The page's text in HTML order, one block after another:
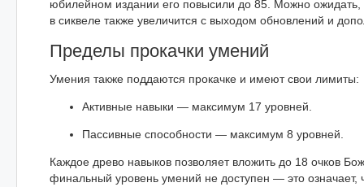
юбилейном издании его повысили до 85. Можно ожидать,
в сиквеле также увеличится с выходом обновлений и
Пределы прокачки умений
Умения также поддаются прокачке и имеют свои лимиты:
Активные навыки — максимум 17 уровней.
Пассивные способности — максимум 8 уровней.
Каждое древо навыков позволяет вложить до 18 очков
финальный уровень умений не доступен — это означает,